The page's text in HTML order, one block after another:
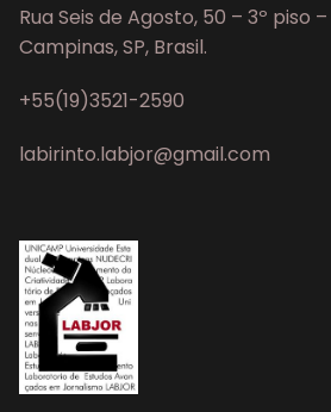
Rua Seis de Agosto, 50 – 3º piso –
Campinas, SP, Brasil.
+55(19)3521-2590
labirinto.labjor@gmail.com